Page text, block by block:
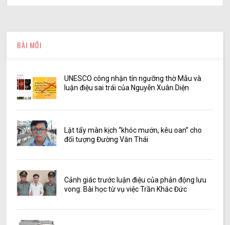
BÀI MỚI
UNESCO công nhận tín ngưỡng thờ Mẫu và
luận điệu sai trái của Nguyễn Xuân Diện
Lật tẩy màn kịch “khóc mướn, kêu oan” cho
đối tượng Đường Văn Thái
Cảnh giác trước luận điệu của phản động lưu
vong: Bài học từ vụ việc Trần Khắc Đức